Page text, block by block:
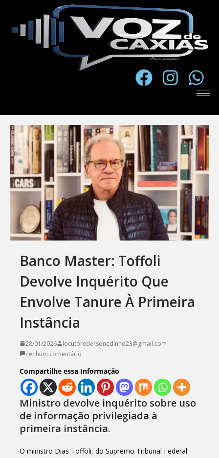
Banco Master: Toffoli
Devolve Inquérito Que
Envolve Tanure À Primeira
Instância
28/01/2026
locutoredersonedinho23@gmail.com
nenhum comentário
Compartilhe essa Informação
Ministro devolve inquérito sobre uso
de informação privilegiada à
primeira instância.
O ministro Dias Toffoli, do Supremo Tribunal Federal